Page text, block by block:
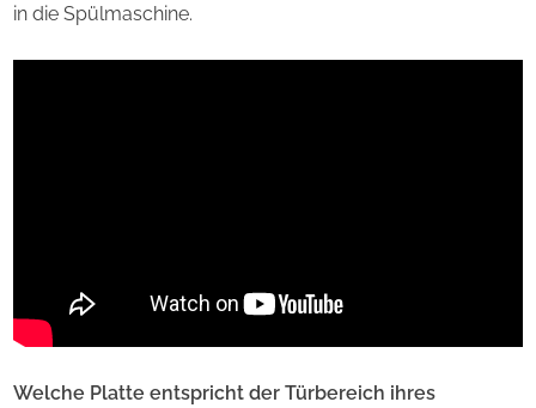
in die Spülmaschine.
Welche Platte entspricht der Türbereich ihres